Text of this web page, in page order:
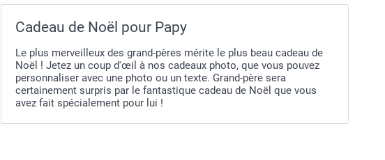
Cadeau de Noël pour Papy
Le plus merveilleux des grand-pères mérite le plus beau cadeau de
Noël ! Jetez un coup d'œil à nos cadeaux photo, que vous pouvez
personnaliser avec une photo ou un texte. Grand-père sera
certainement surpris par le fantastique cadeau de Noël que vous
avez fait spécialement pour lui !